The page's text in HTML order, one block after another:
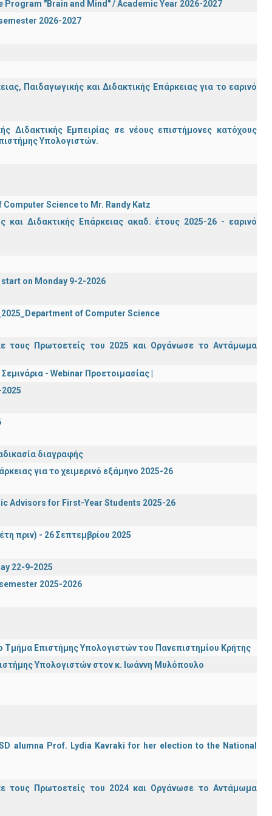
"Brain and Mind" / Academic Year 2026-2027
2026-2027
Παιδαγωγικής και Διδακτικής Επάρκειας για το εαρινό
Διδακτικής Εμπειρίας σε νέους επιστήμονες κατόχους
Υπολογιστών.
Science to Mr. Randy Katz
Διδακτικής Επάρκειας ακαδ. έτους 2025-26 - εαρινό
on Monday 9-2-2026
of Computer Science
τους Πρωτοετείς του 2025 και Οργάνωσε το Αντάμωμα
- Webinar Προετοιμασίας |
διαγραφής
για το χειμερινό εξάμηνο 2025-26
Advisors for First-Year Students 2025-26
πριν) - 26 Σεπτεμβρίου 2025
22-9-2025
2025-2026
Τμήμα Επιστήμης Υπολογιστών του Πανεπιστημίου Κρήτης
Υπολογιστών στον κ. Ιωάννη Μυλόπουλο
alumna Prof. Lydia Kavraki for her election to the National
τους Πρωτοετείς του 2024 και Οργάνωσε το Αντάμωμα